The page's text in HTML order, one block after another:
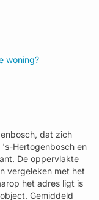
woning?
dat zich
Hertogenbosch en
De oppervlakte
vergeleken met het
het adres ligt is
Gemiddeld